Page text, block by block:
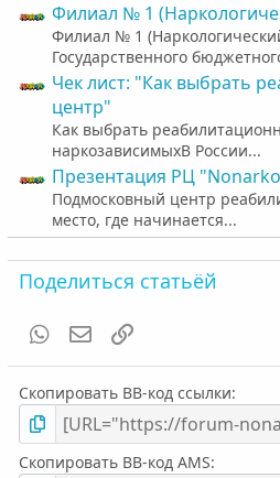
Филиал № 1
Филиал № 1
Государственного
Чек лист: "Как выбрать
центр"
Как выбрать
наркозависимыхВ России...
Презентация РЦ
Подмосковный центр
место, где начинается...
Поделиться статьёй
WhatsAppЭлектронная почта
Скопировать BB-код ссылки
Скопировать BB-код AMS